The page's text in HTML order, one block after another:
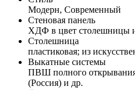
Модерн, Современный
Стеновая панель
ХДФ в цвет столешницы
Столешница
пластиковая; из
Выкатные системы
ПВШ полного
(Россия) и др.